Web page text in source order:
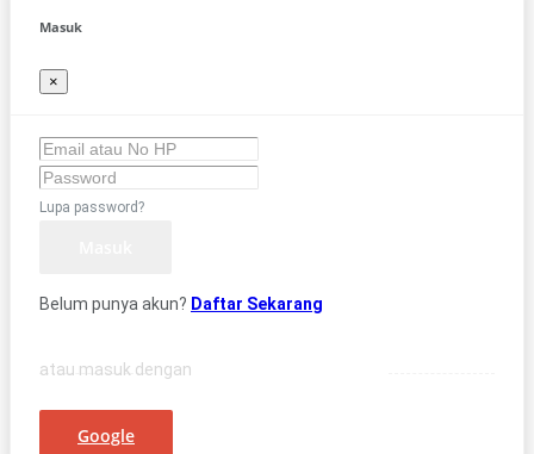
Masuk
×
Lupa password?
Belum punya akun? Daftar Sekarang
atau masuk dengan
Google